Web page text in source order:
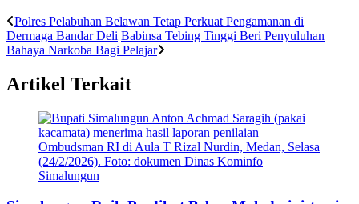
Polres Pelabuhan Belawan Tetap Perkuat Pengamanan di
Dermaga Bandar Deli Babinsa Tebing Tinggi Beri Penyuluhan
Bahaya Narkoba Bagi Pelajar
Artikel Terkait